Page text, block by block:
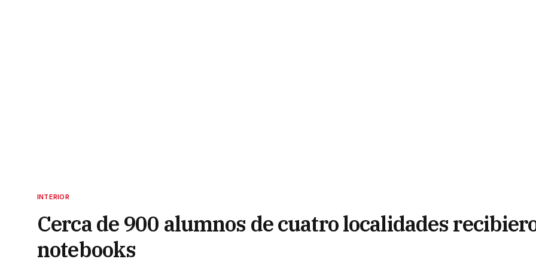
INTERIOR
Cerca de 900 alumnos de cuatro localidades
notebooks